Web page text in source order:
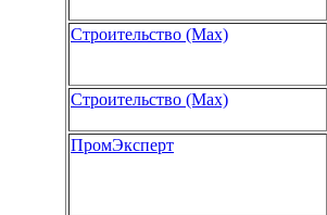
Строительство (Max)
Строительство (Max)
ПромЭксперт